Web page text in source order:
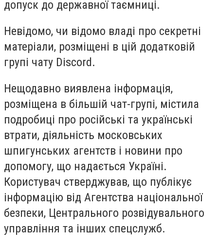
допуск до державної таємниці.
Невідомо, чи відомо владі про секретні
матеріали, розміщені в цій додатковій
групі чату Discord.
Нещодавно виявлена інформація,
розміщена в більшій чат-групі, містила
подробиці про російські та українські
втрати, діяльність московських
шпигунських агентств і новини про
допомогу, що надається Україні.
Користувач стверджував, що публікує
інформацію від Агентства національної
безпеки, Центрального розвідувального
управління та інших спецслужб.